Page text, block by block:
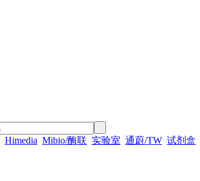
Himedia Mibio/酶联 实验室 通蔚/TW 试剂盒